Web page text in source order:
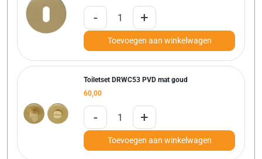
- +
Toevoegen aan winkelwagen
Toiletset DRWC53 PVD mat goud
60,00
- +
Toevoegen aan winkelwagen